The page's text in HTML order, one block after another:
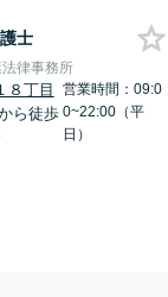
士
律事務所
８丁目
ら徒歩
営業時間：09:0
0~22:00（平
日）